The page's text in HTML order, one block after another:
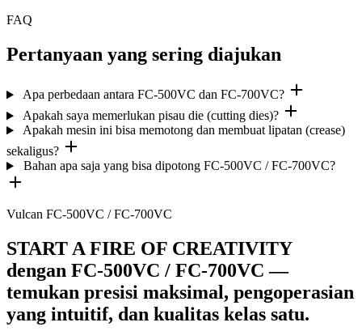
FAQ
Pertanyaan yang sering diajukan
Apa perbedaan antara FC-500VC dan FC-700VC?
Apakah saya memerlukan pisau die (cutting dies)?
Apakah mesin ini bisa memotong dan membuat lipatan (crease)
sekaligus?
Bahan apa saja yang bisa dipotong FC-500VC / FC-700VC?
Vulcan FC-500VC / FC-700VC
START A FIRE OF CREATIVITY
dengan FC-500VC / FC-700VC —
temukan presisi maksimal, pengoperasian
yang intuitif, dan kualitas kelas satu.